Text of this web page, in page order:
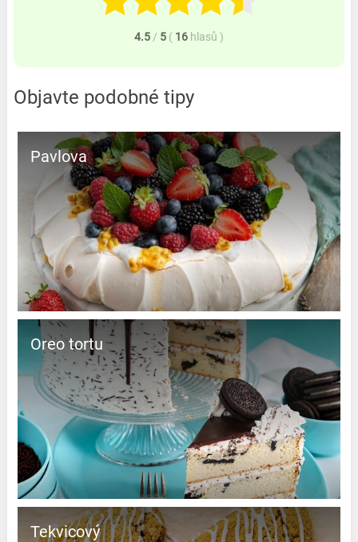
4.5 / 5 ( 16 hlasů )
Objavte podobné tipy
Pavlova
Oreo tortu
Tekvicový